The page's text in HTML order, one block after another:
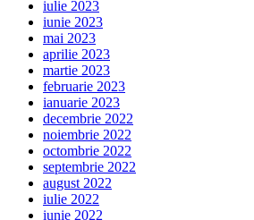
iulie 2023
iunie 2023
mai 2023
aprilie 2023
martie 2023
februarie 2023
ianuarie 2023
decembrie 2022
noiembrie 2022
octombrie 2022
septembrie 2022
august 2022
iulie 2022
iunie 2022